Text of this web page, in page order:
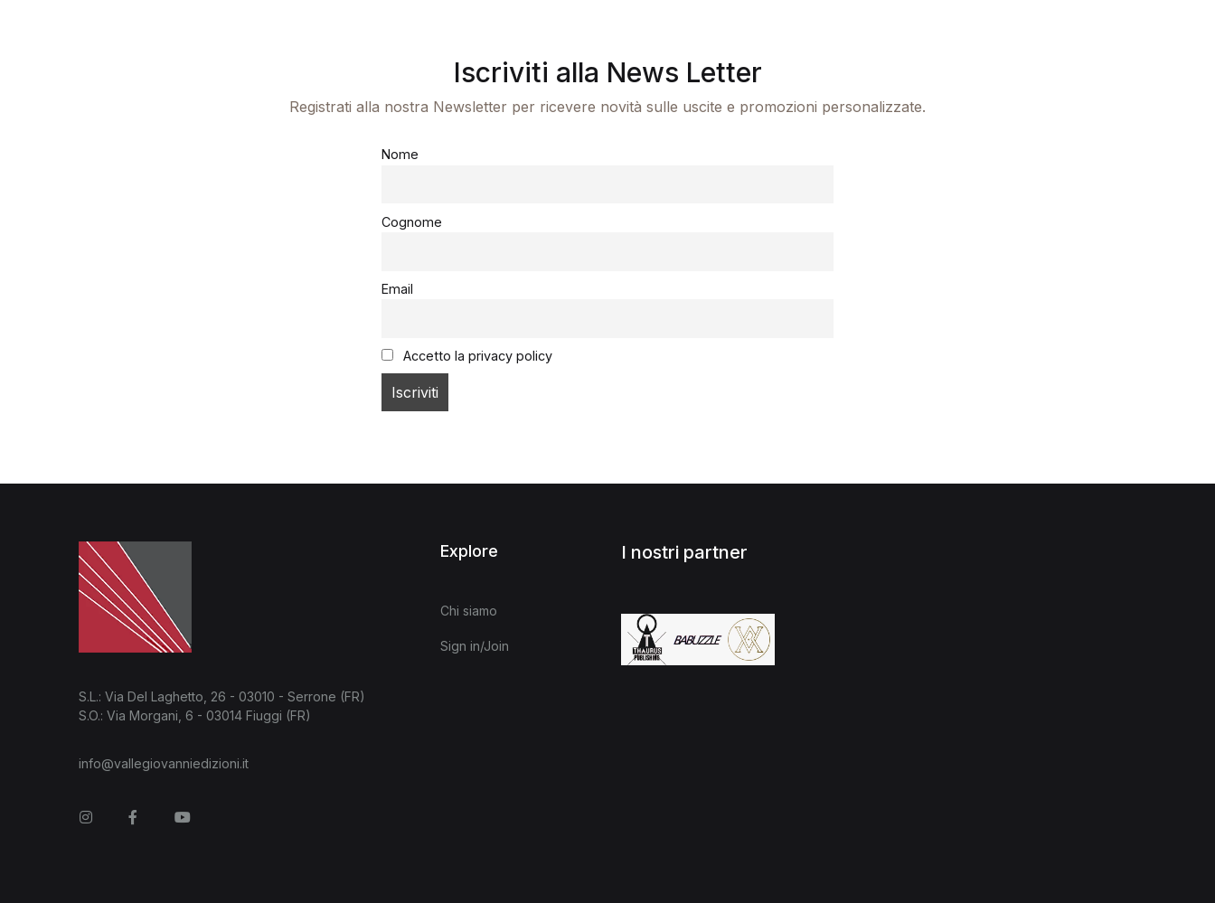
Iscriviti alla News Letter
Registrati alla nostra Newsletter per ricevere novità sulle uscite e promozioni personalizzate.
Nome
Cognome
Email
Accetto la privacy policy
S.L.: Via Del Laghetto, 26 - 03010 - Serrone (FR)
S.O.: Via Morgani, 6 - 03014 Fiuggi (FR)
info@vallegiovanniedizioni.it
InstagramFacebookYou Tube
Explore
Chi siamo
Sign in/Join
I nostri partner